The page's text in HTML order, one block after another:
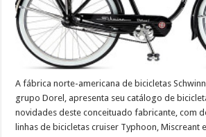
A fábrica norte-americana de bicicletas
grupo Dorel, apresenta seu catálogo de
novidades deste conceituado fabricante, com
linhas de bicicletas cruiser Typhoon, Miscreant